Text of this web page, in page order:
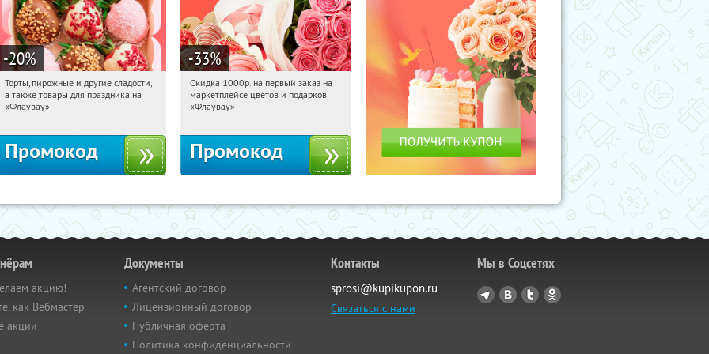
-20%
20:16:07 Получили:
Россия
Торты, пирожные и другие сладости,
а также товары для праздника на
«Флаувау»
Промокод
-33%
20:16:07 Получили:
Россия
Скидка 1000р. на первый заказ на
маркетплейсе цветов и подарков
«Флаувау»
Промокод
акцию!
как Вебмастер
акции
Документы
Агентский договор
Лицензионный договор
Публичная оферта
Политика конфиденциальности
Контакты
sprosi@kupikupon.ru
Связаться с нами
Мы в Соцсетях